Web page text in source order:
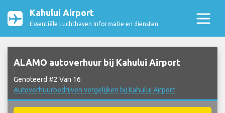
Kahului Airport
Essentiële Luchthaven Informatie en diensten
ALAMO autoverhuur bij Kahului Airport
Genoteerd #2 Van 16
Autoverhuurbedrijven vergelijken bij Kahului Airport